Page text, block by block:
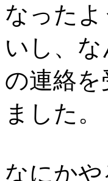
なった
いし、
の連絡
ました。
なにか